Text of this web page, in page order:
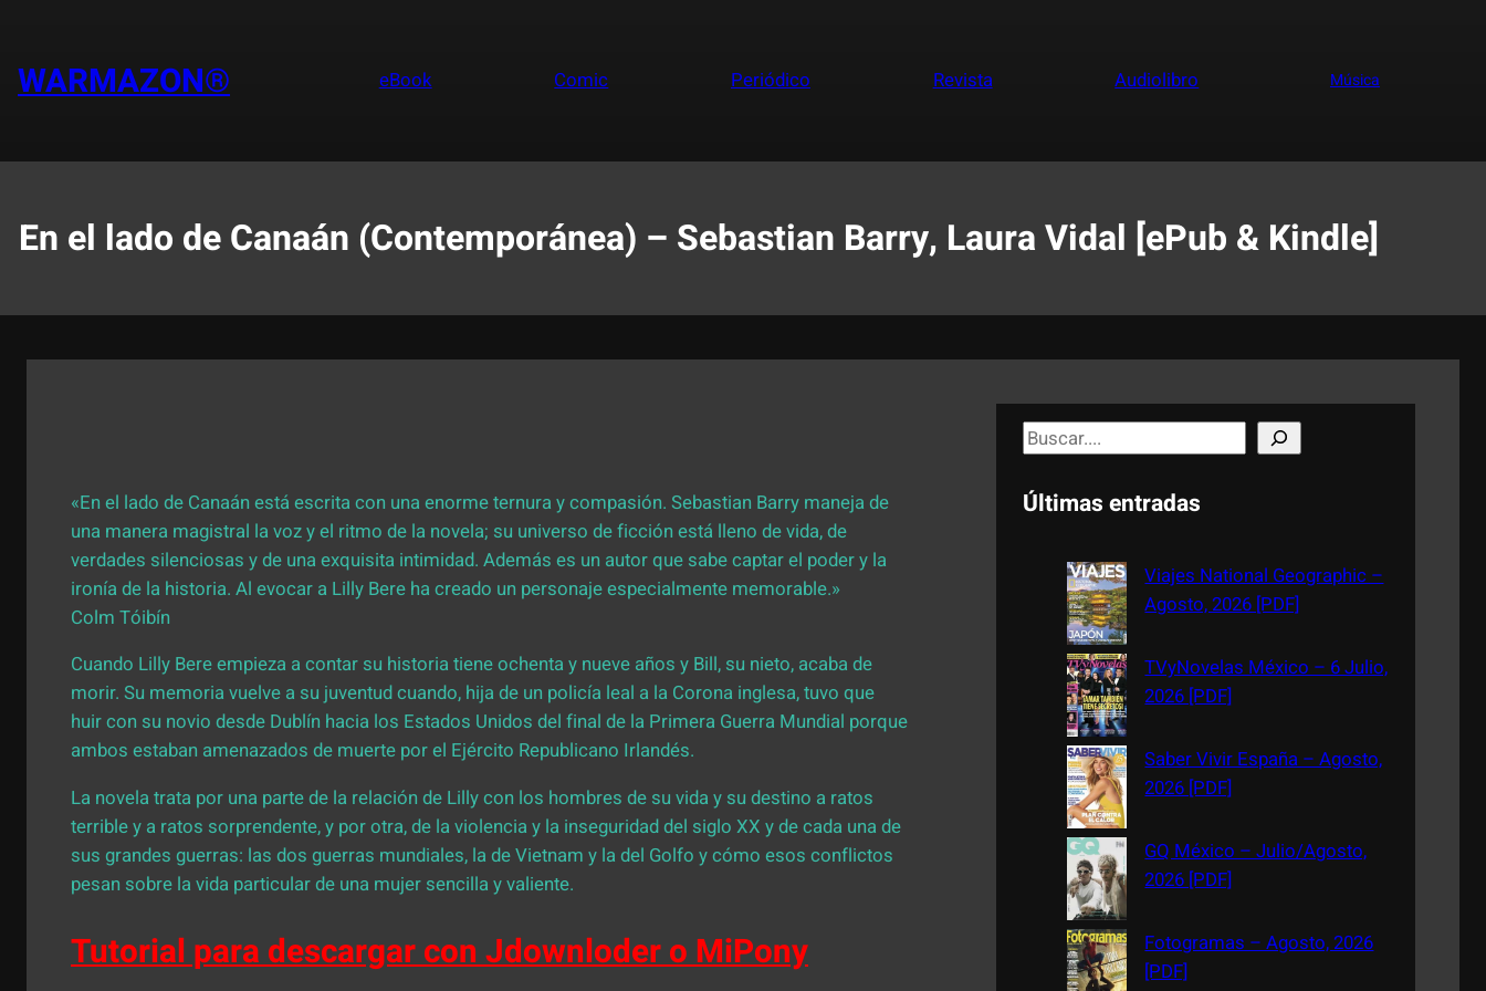
contenido
WARMAZON® eBook Comic Periódico Revista Audiolibro Música
En el lado de Canaán (Contemporánea) – Sebastian Barry, Laura Vidal [ePub & Kindle]
«En el lado de Canaán está escrita con una enorme ternura y compasión. Sebastian Barry maneja de
una manera magistral la voz y el ritmo de la novela; su universo de ficción está lleno de vida, de
verdades silenciosas y de una exquisita intimidad. Además es un autor que sabe captar el poder y la
ironía de la historia. Al evocar a Lilly Bere ha creado un personaje especialmente memorable.»
Colm Tóibín
Cuando Lilly Bere empieza a contar su historia tiene ochenta y nueve años y Bill, su nieto, acaba de
morir. Su memoria vuelve a su juventud cuando, hija de un policía leal a la Corona inglesa, tuvo que
huir con su novio desde Dublín hacia los Estados Unidos del final de la Primera Guerra Mundial porque
ambos estaban amenazados de muerte por el Ejército Republicano Irlandés.
La novela trata por una parte de la relación de Lilly con los hombres de su vida y su destino a ratos
terrible y a ratos sorprendente, y por otra, de la violencia y la inseguridad del siglo XX y de cada una de
sus grandes guerras: las dos guerras mundiales, la de Vietnam y la del Golfo y cómo esos conflictos
pesan sobre la vida particular de una mujer sencilla y valiente.
Tutorial para descargar con Jdownloder o MiPony
S
e
a
Últimas entradas
Viajes National Geographic –
Agosto, 2026 [PDF]
TVyNovelas México – 6 Julio,
2026 [PDF]
Saber Vivir España – Agosto,
2026 [PDF]
GQ México – Julio/Agosto,
2026 [PDF]
Fotogramas – Agosto, 2026
[PDF]